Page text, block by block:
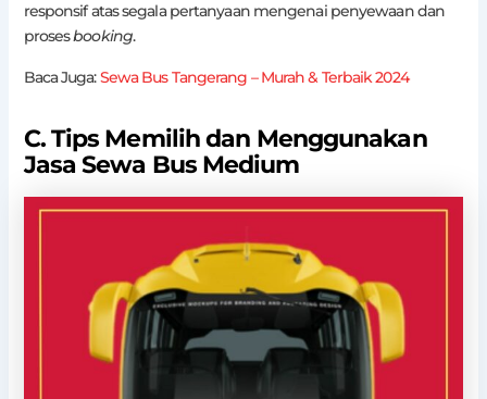
responsif atas segala pertanyaan mengenai penyewaan dan
prosesbooking.
Baca Juga:Sewa Bus Tangerang – Murah & Terbaik 2024
C. Tips Memilih dan Menggunakan
Jasa Sewa Bus Medium